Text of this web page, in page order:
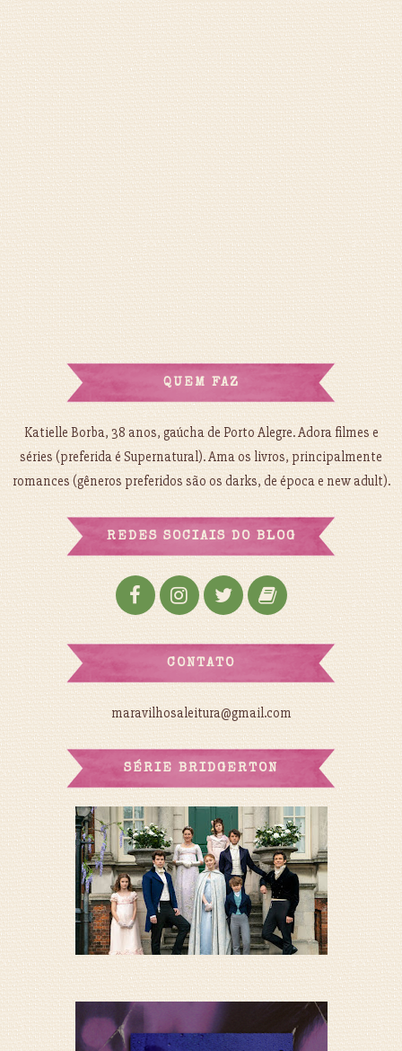
QUEM FAZ
Katielle Borba, 38 anos, gaúcha de Porto Alegre. Adora filmes e
séries (preferida é Supernatural). Ama os livros, principalmente
romances (gêneros preferidos são os darks, de época e new adult).
REDES SOCIAIS DO BLOG
CONTATO
maravilhosaleitura@gmail.com
SÉRIE BRIDGERTON